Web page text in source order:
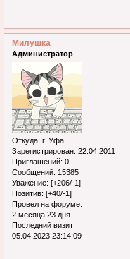
Милушка
Администратор
Откуда: г. Уфа
Зарегистрирован: 22.04.2011
Приглашений: 0
Сообщений: 15385
Уважение: [+206/-1]
Позитив: [+40/-1]
Провел на форуме:
2 месяца 23 дня
Последний визит:
05.04.2023 23:14:09